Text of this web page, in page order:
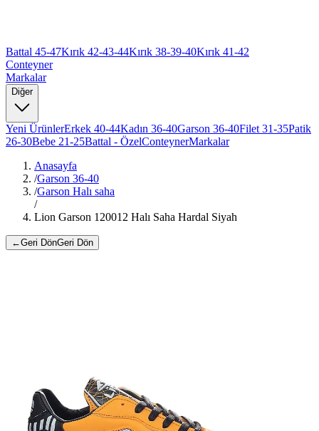
Battal 45-47Kırık 42-43-44Kırık 38-39-40Kırık 41-42
Conteyner
Markalar
Diğer
Yeni ÜrünlerErkek 40-44Kadın 36-40Garson 36-40Filet 31-35Patik
26-30Bebe 21-25Battal - ÖzelConteynerMarkalar
Anasayfa
/Garson 36-40
/Garson Halı saha
/
Lion Garson 120012 Halı Saha Hardal Siyah
←Geri DönGeri Dön